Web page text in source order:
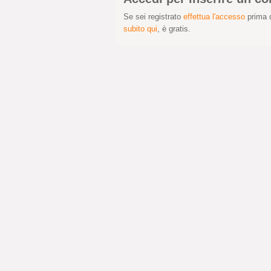
Se sei registrato effettua l'accesso prima
subito qui , è gratis.